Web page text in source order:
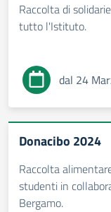
Raccolta di
tutto l'Istituto.
dal 24
Donacibo 2024
Raccolta
studenti in
Bergamo.